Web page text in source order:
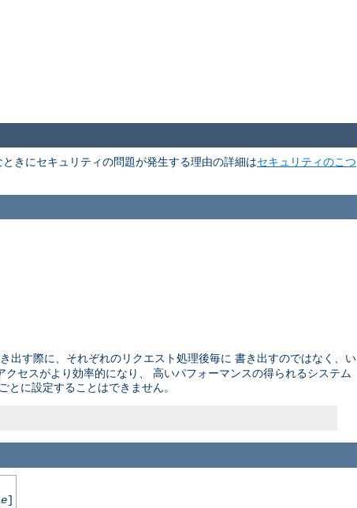
きにセキュリティの問題が発生する理由の詳細はセキュリティのこつ
出す際に、それぞれのリクエスト処理後毎に 書き出すのではなく、い
セスがより効率的になり、 高いパフォーマンスの得られるシステム
に設定することはできません。
]